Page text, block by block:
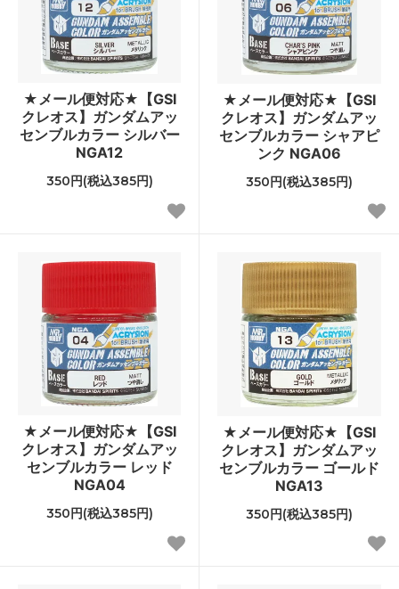
★メール便対応★【GSI
クレオス】ガンダムアッ
センブルカラー シルバー
NGA12
350円(税込385円)
★メール便対応★【GSI
クレオス】ガンダムアッ
センブルカラー シャアピ
ンク NGA06
350円(税込385円)
★メール便対応★【GSI
クレオス】ガンダムアッ
センブルカラー レッド
NGA04
350円(税込385円)
★メール便対応★【GSI
クレオス】ガンダムアッ
センブルカラー ゴールド
NGA13
350円(税込385円)